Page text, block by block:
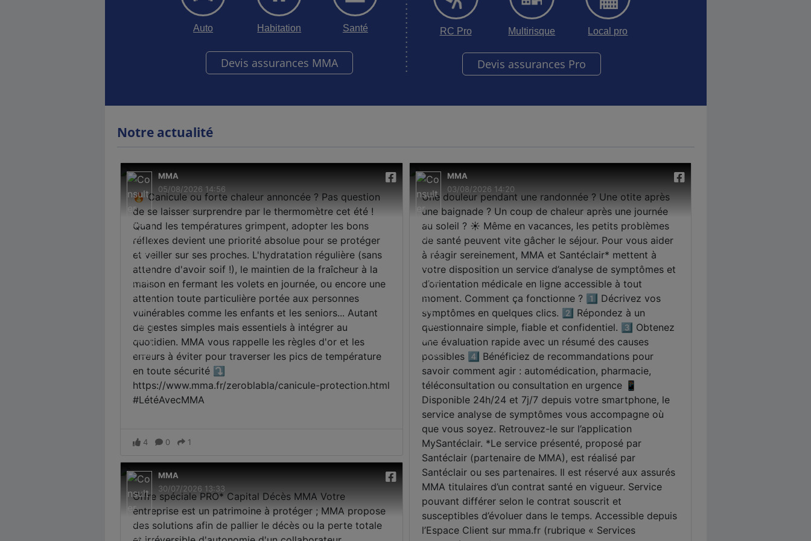
Auto Habitation Santé
Devis assurances MMA
RC Pro Multirisque Local pro
Devis assurances Pro
Notre actualité